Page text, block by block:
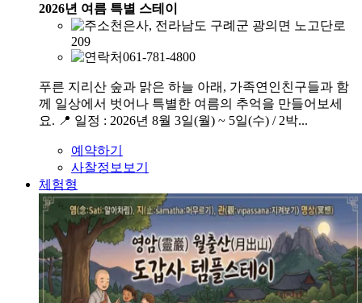
2026년 여름 특별 스테이
천은사, 전라남도 구례군 광의면 노고단로
209
061-781-4800
푸른 지리산 숲과 맑은 하늘 아래, 가족연인친구들과 함
께 일상에서 벗어나 특별한 여름의 추억을 만들어보세
요. 📍 일정 : 2026년 8월 3일(월) ~ 5일(수) / 2박...
예약하기
사찰정보보기
체험형